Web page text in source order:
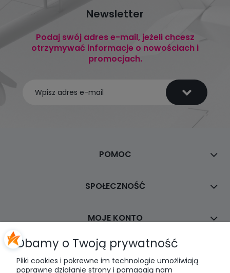
Newsletter
Podaj swój adres e-mail, jeżeli chcesz
otrzymywać informacje o nowościach i
promocjach.
POMOC
SPOŁECZNOŚĆ
MOJE KONTO
PŁATNOŚCI I DOSTAWA
Dbamy o Twoją prywatność
Pliki cookies i pokrewne im technologie umożliwiają
poprawne działanie strony i pomagają nam